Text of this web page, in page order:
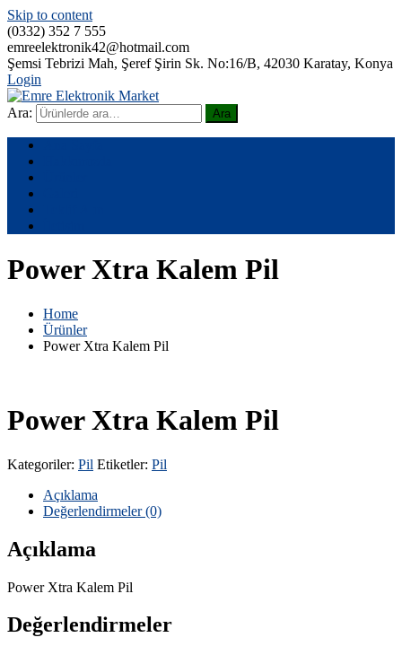
Skip to content
(0332) 352 7 555
emreelektronik42@hotmail.com
Şemsi Tebrizi Mah, Şeref Şirin Sk. No:16/B, 42030 Karatay, Konya
Login
Emre Elektronik Market
Ara: Ara
Power Xtra Kalem Pil
Home
Ürünler
Power Xtra Kalem Pil
Power Xtra Kalem Pil
Kategoriler: Pil Etiketler: Pil
Açıklama
Değerlendirmeler (0)
Açıklama
Power Xtra Kalem Pil
Değerlendirmeler